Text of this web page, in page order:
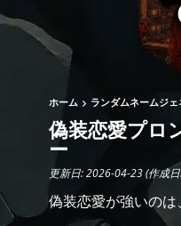
ホーム ランダムネームジ
偽装恋愛プロ
ー
更新日: 2026-04-23 (作成
偽装恋愛が強いの